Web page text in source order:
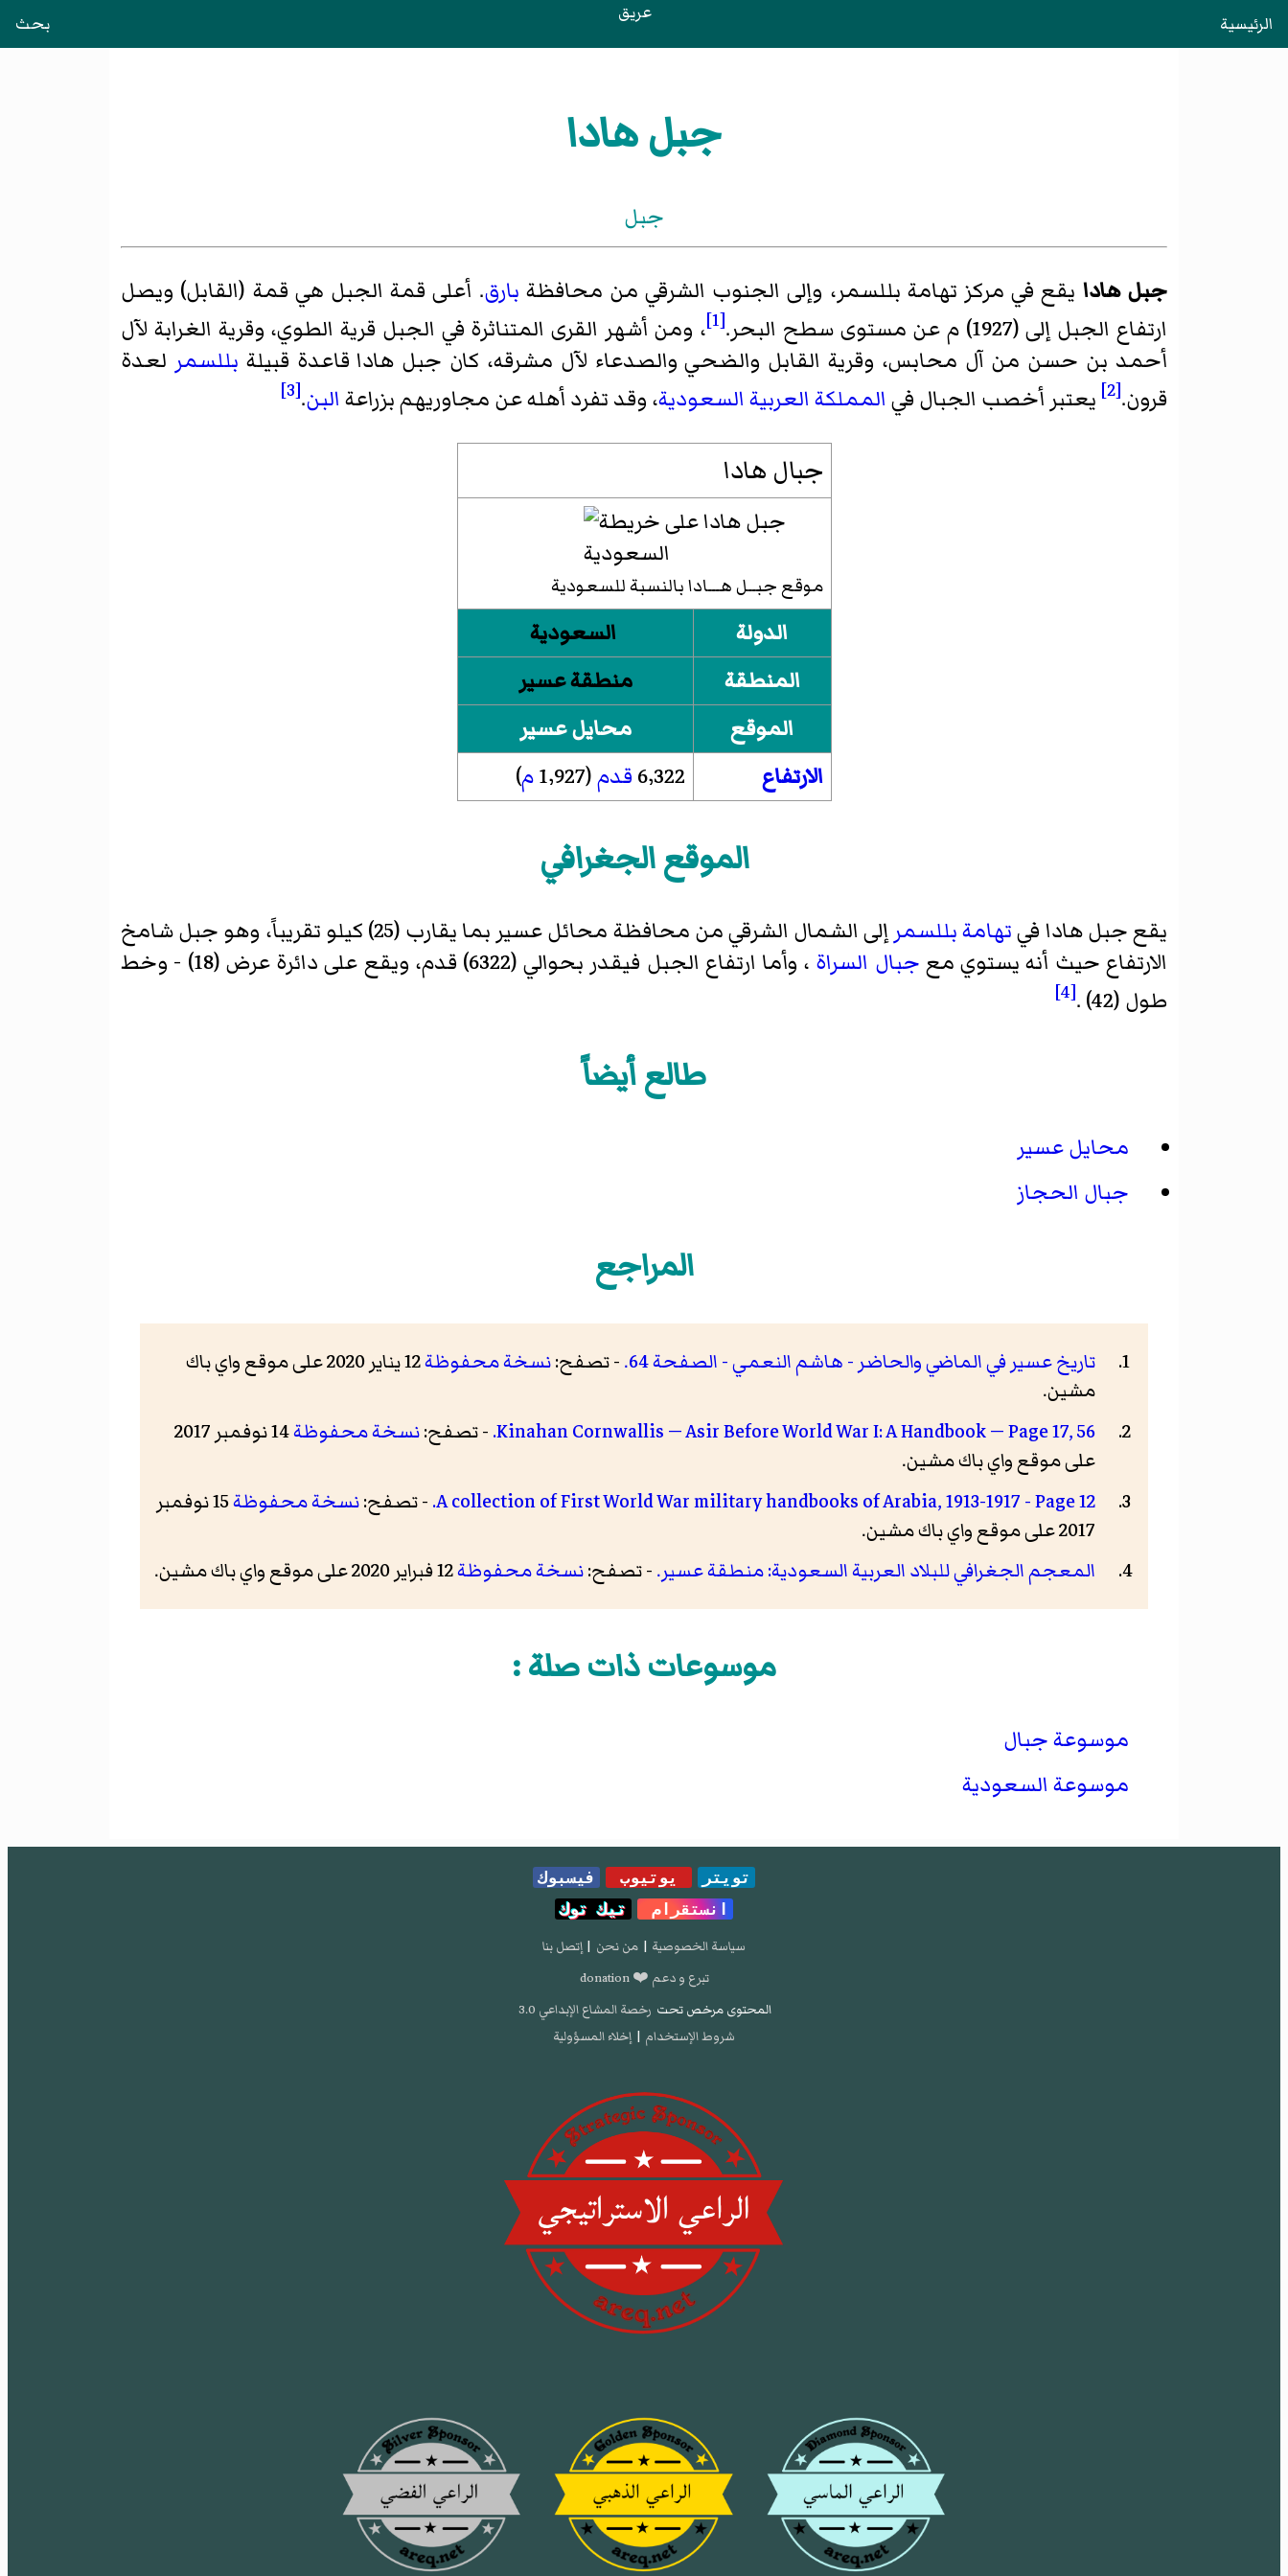
الرئيسية عريق بحث
جبل هادا
جبل
جبل هادا يقع في مركز تهامة بللسمر، وإلى الجنوب الشرقي من محافظة بارق. أعلى قمة الجبل هي قمة (القابل) ويصل
ارتفاع الجبل إلى (1927) م عن مستوى سطح البحر.
[1] ، ومن أشهر القرى المتناثرة في الجبل قرية الطوي، وقرية الغرابة لآل
أحمد بن حسن من آل محابس، وقرية القابل والضحي والصدعاء لآل مشرقه، كان جبل هادا قاعدة قبيلة بللسمر لعدة
قرون.[2] يعتبر أخصب الجبال في المملكة العربية السعودية، وقد تفرد أهله عن مجاوريهم بزراعة البن.
[3]
جبال هادا
موقع جبــل هـــادا بالنسبة للسعودية
الدولة
السعودية
المنطقة
منطقة عسير
الموقع
محايل عسير
الارتفاع
6٬322 قدم(1٬927 م)
الموقع الجغرافي
يقع جبل هادا فيتهامة بللسمر
إلى الشمال الشرقي من محافظة محائل عسير بما يقارب (25) كيلو تقريباً، وهو جبل شامخ
الارتفاع حيث أنه يستوي مع جبال السراة
، وأما ارتفاع الجبل فيقدر بحوالي (6322) قدم، ويقع على دائرة عرض (18) - وخط
طول (42) .
[4]
طالع أيضاً
محايل عسير
جبال الحجاز
المراجع
تاريخ عسير في الماضي والحاضر - هاشم النعمي - الصفحة 64. - تصفح:نسخة محفوظة
12 يناير 2020 على موقع واي باك
مشين.
Kinahan Cornwallis — Asir Before World War I: A Handbook — Page 17, 56. - تصفح:نسخة محفوظة
14 نوفمبر 2017
على موقع واي باك مشين.
A collection of First World War military handbooks of Arabia, 1913-1917 - Page 12. - تصفح:نسخة محفوظة
15 نوفمبر
2017 على موقع واي باك مشين.
المعجم الجغرافي للبلاد العربية السعودية: منطقة عسير. - تصفح:نسخة محفوظة12 فبراير 2020 على موقع واي باك مشين.
موسوعات ذات صلة :
موسوعة جبال
موسوعة السعودية
تويتر يوتيوب
فيسبوك
انستقرام
تيك توك
سياسة الخصوصية | من نحن | إتصل بنا
تبرع و دعم ❤️ donation
المحتوى مرخص تحت رخصة المشاع الإبداعي 3.0
شروط الإستخدام | إخلاء المسؤولية